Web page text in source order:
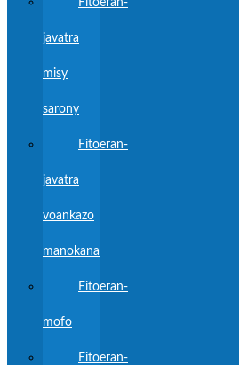
Fitoeran-
javatra
misy
sarony
Fitoeran-
javatra
voankazo
manokana
Fitoeran-
mofo
Fitoeran-